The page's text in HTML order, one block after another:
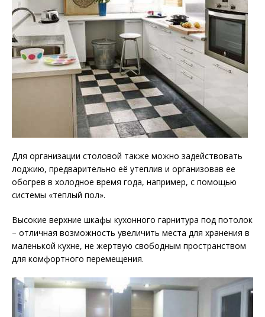
Для организации столовой также можно задействовать
лоджию, предварительно её утеплив и организовав ее
обогрев в холодное время года, например, с помощью
системы «теплый пол».
Высокие верхние шкафы кухонного гарнитура под потолок
– отличная возможность увеличить места для хранения в
маленькой кухне, не жертвую свободным пространством
для комфортного перемещения.